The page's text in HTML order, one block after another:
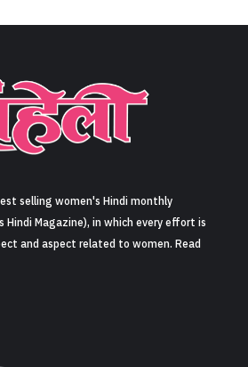
selling women's Hindi monthly
Hindi Magazine), in which every effort is
and aspect related to women. Read